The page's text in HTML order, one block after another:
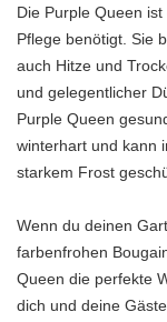
Die Purple Queen
Pflege benötigt. Sie
auch Hitze und
und gelegentlicher
Purple Queen
winterhart und kann
starkem Frost
Wenn du deinen
farbenfrohen
Queen die perfekte
dich und deine